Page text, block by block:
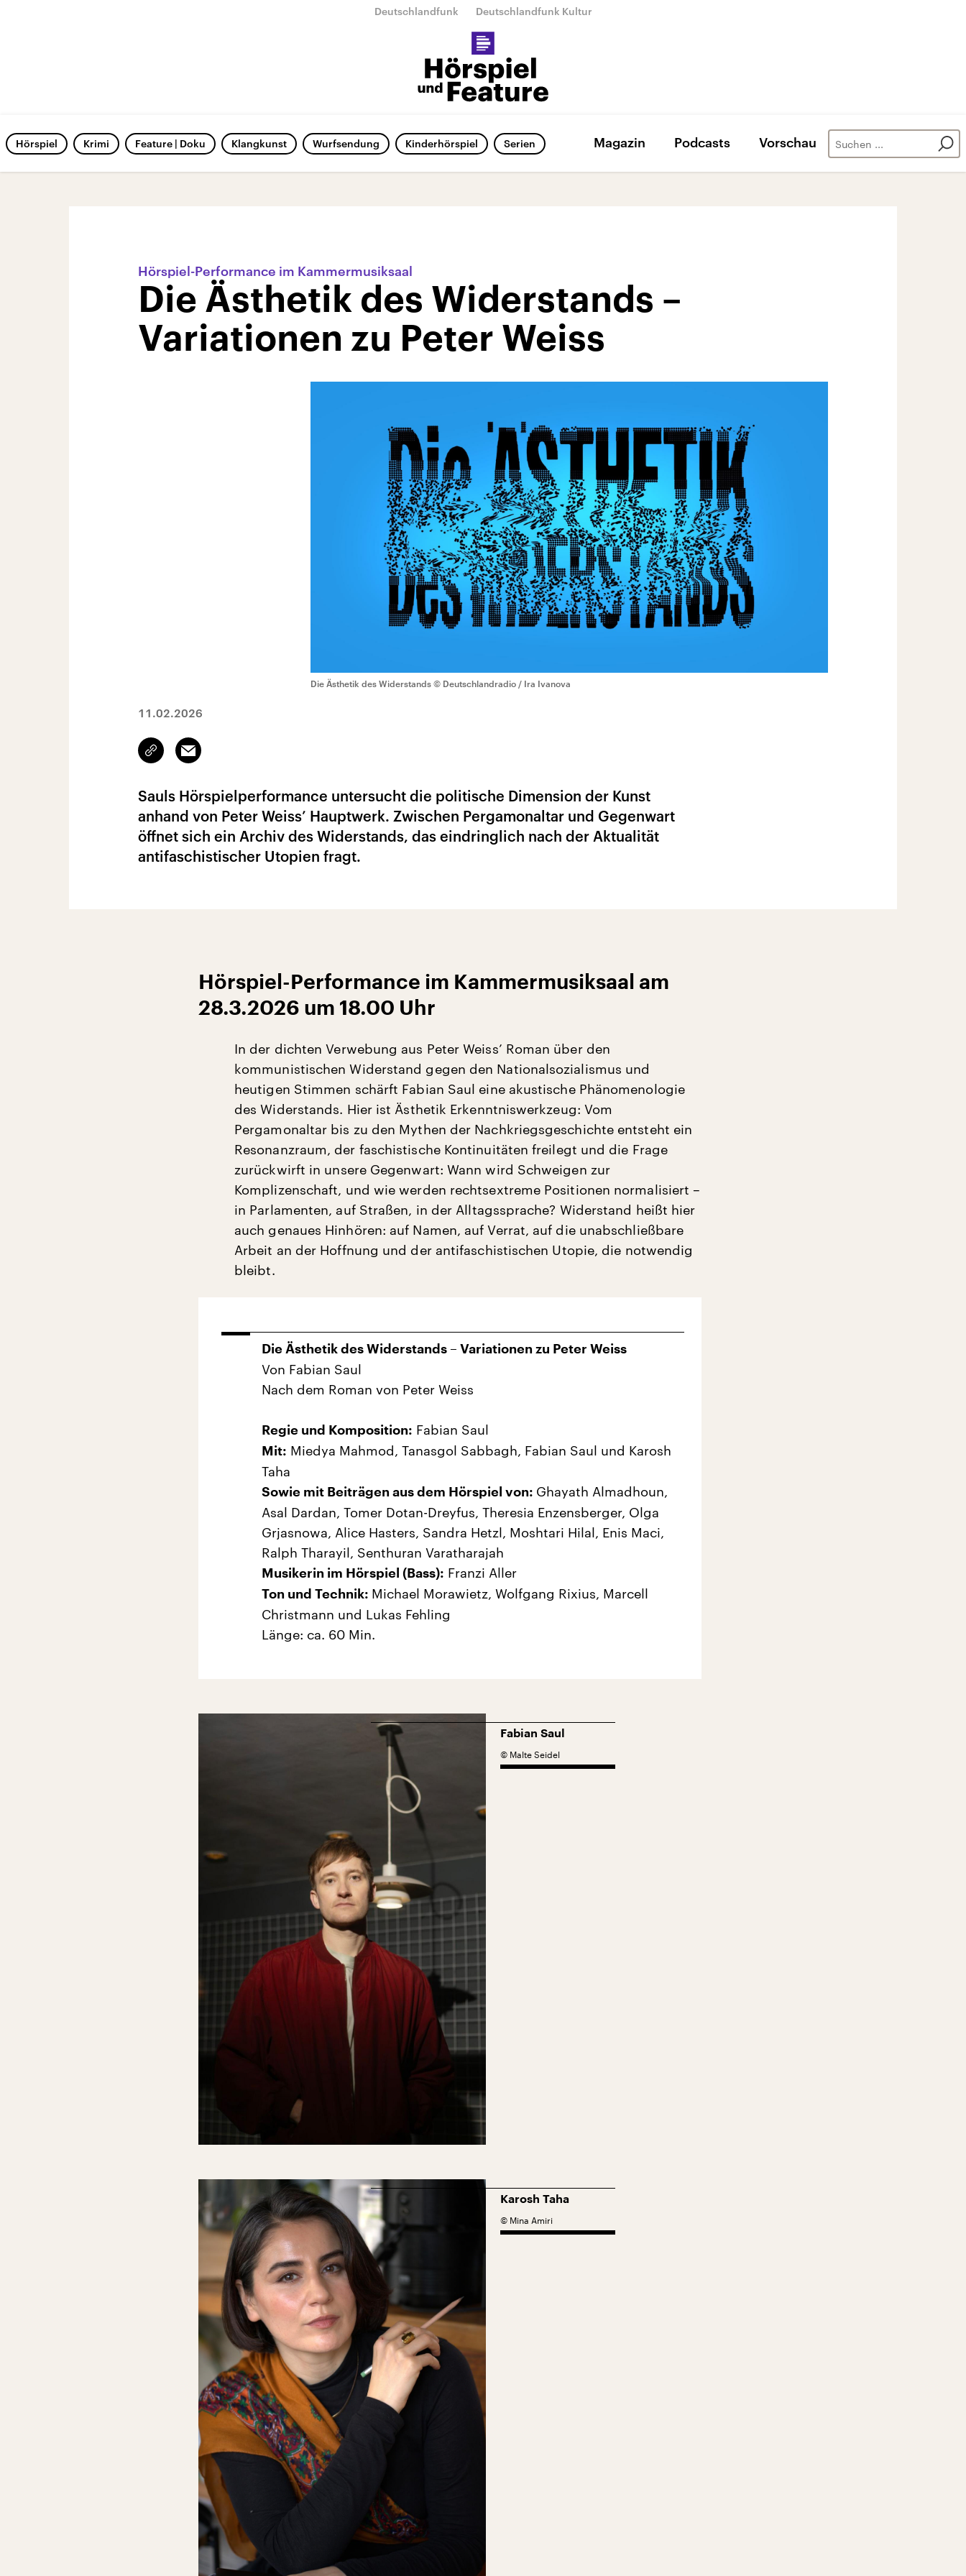
Deutschlandfunk Deutschlandfunk Kultur
Hörspiel Krimi Feature | Doku Klangkunst Wurfsendung Kinderhörspiel Serien Magazin Podcasts Vorschau
Hörspiel-Performance im Kammermusiksaal
Die Ästhetik des Widerstands –
Variationen zu Peter Weiss
Die Ästhetik des Widerstands © Deutschlandradio / Ira Ivanova
11.02.2026
Link
kopieren/teilen
Email
Sauls Hörspielperformance untersucht die politische Dimension der Kunst
anhand von Peter Weiss’ Hauptwerk. Zwischen Pergamonaltar und Gegenwart
öffnet sich ein Archiv des Widerstands, das eindringlich nach der Aktualität
antifaschistischer Utopien fragt.
Hörspiel-Performance im Kammermusiksaal am
28.3.2026 um 18.00 Uhr
In der dichten Verwebung aus Peter Weiss’ Roman über den
kommunistischen Widerstand gegen den Nationalsozialismus und
heutigen Stimmen schärft Fabian Saul eine akustische Phänomenologie
des Widerstands. Hier ist Ästhetik Erkenntniswerkzeug: Vom
Pergamonaltar bis zu den Mythen der Nachkriegsgeschichte entsteht ein
Resonanzraum, der faschistische Kontinuitäten freilegt und die Frage
zurückwirft in unsere Gegenwart: Wann wird Schweigen zur
Komplizenschaft, und wie werden rechtsextreme Positionen normalisiert –
in Parlamenten, auf Straßen, in der Alltagssprache? Widerstand heißt hier
auch genaues Hinhören: auf Namen, auf Verrat, auf die unabschließbare
Arbeit an der Hoffnung und der antifaschistischen Utopie, die notwendig
bleibt.
Die Ästhetik des Widerstands – Variationen zu Peter Weiss
Von Fabian Saul
Nach dem Roman von Peter Weiss
Regie und Komposition: Fabian Saul
Mit: Miedya Mahmod, Tanasgol Sabbagh, Fabian Saul und Karosh
Taha
Sowie mit Beiträgen aus dem Hörspiel von: Ghayath Almadhoun,
Asal Dardan, Tomer Dotan-Dreyfus, Theresia Enzensberger, Olga
Grjasnowa, Alice Hasters, Sandra Hetzl, Moshtari Hilal, Enis Maci,
Ralph Tharayil, Senthuran Varatharajah
Musikerin im Hörspiel (Bass): Franzi Aller
Ton und Technik: Michael Morawietz, Wolfgang Rixius, Marcell
Christmann und Lukas Fehling
Länge: ca. 60 Min.
Fabian Saul
© Malte Seidel
Karosh Taha
© Mina Amiri